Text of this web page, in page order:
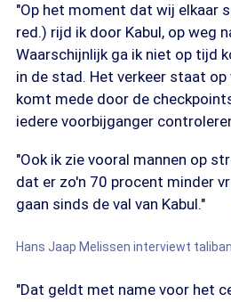
"Op het moment dat wij elkaar
red.) rijd ik door Kabul, op weg
Waarschijnlijk ga ik niet op tijd
in de stad. Het verkeer staat op
komt mede door de
iedere voorbijganger
"Ook ik zie vooral mannen op
dat er zo'n 70 procent minder
gaan sinds de val van Kabul."
Hans Jaap Melissen interviewt
"Dat geldt met name voor het